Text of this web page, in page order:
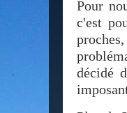
Pour
c'est
décidé